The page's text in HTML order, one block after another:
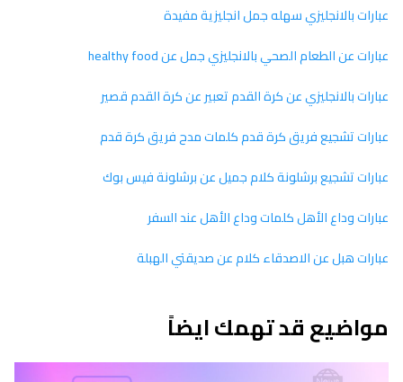
عبارات بالانجليزي سهله جمل انجليزية مفيدة
عبارات عن الطعام الصحي بالانجليزي جمل عن healthy food
عبارات بالانجليزي عن كرة القدم تعبير عن كرة القدم قصير
عبارات تشجيع فريق كرة قدم كلمات مدح فريق كرة قدم
عبارات تشجيع برشلونة كلام جميل عن برشلونة فيس بوك
عبارات وداع الأهل كلمات وداع الأهل عند السفر
عبارات هبل عن الاصدقاء كلام عن صديقتي الهبلة
مواضيع قد تهمك ايضاً